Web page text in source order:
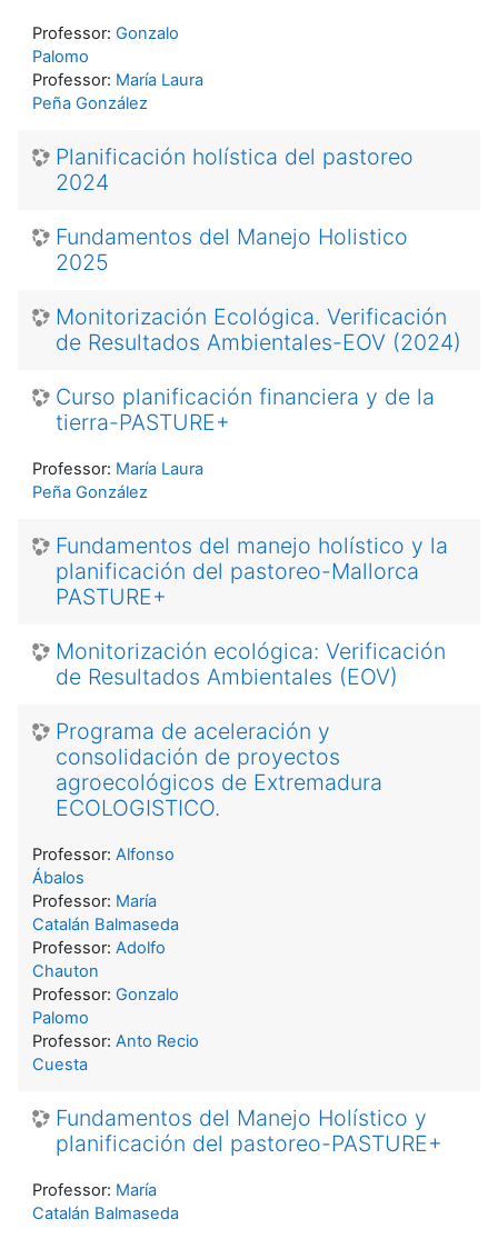
Professor: Gonzalo
Palomo
Professor: María Laura
Peña González
Planificación holística del pastoreo
2024
Fundamentos del Manejo Holistico
2025
Monitorización Ecológica. Verificación
de Resultados Ambientales-EOV (2024)
Curso planificación financiera y de la
tierra-PASTURE+
Professor: María Laura
Peña González
Fundamentos del manejo holístico y la
planificación del pastoreo-Mallorca
PASTURE+
Monitorización ecológica: Verificación
de Resultados Ambientales (EOV)
Programa de aceleración y
consolidación de proyectos
agroecológicos de Extremadura
ECOLOGISTICO.
Professor: Alfonso
Ábalos
Professor: María
Catalán Balmaseda
Professor: Adolfo
Chauton
Professor: Gonzalo
Palomo
Professor: Anto Recio
Cuesta
Fundamentos del Manejo Holístico y
planificación del pastoreo-PASTURE+
Professor: María
Catalán Balmaseda